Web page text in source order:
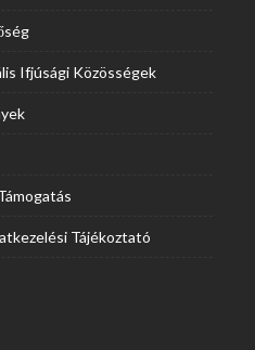
Ifjúsági Közösségek
Tájékoztató